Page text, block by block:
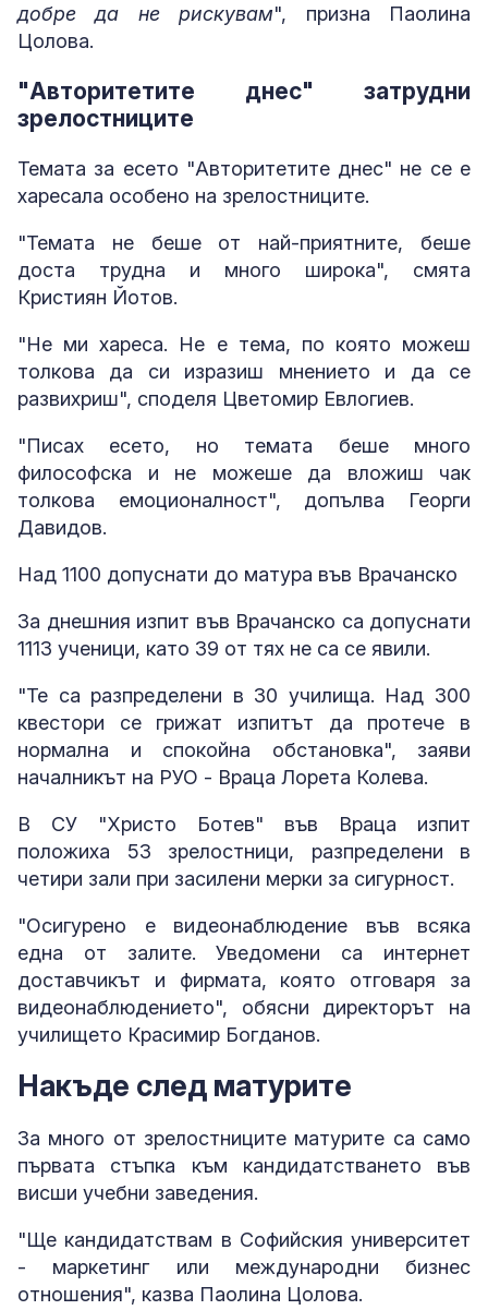
добре да не рискувам", призна Паолина
Цолова.
"Авторитетите днес" затрудни
зрелостниците
Темата за есето "Авторитетите днес" не се е
харесала особено на зрелостниците.
"Темата не беше от най-приятните, беше
доста трудна и много широка", смята
Кристиян Йотов.
"Не ми хареса. Не е тема, по която можеш
толкова да си изразиш мнението и да се
развихриш", споделя Цветомир Евлогиев.
"Писах есето, но темата беше много
философска и не можеше да вложиш чак
толкова емоционалност", допълва Георги
Давидов.
Над 1100 допуснати до матура във Врачанско
За днешния изпит във Врачанско са допуснати
1113 ученици, като 39 от тях не са се явили.
"Те са разпределени в 30 училища. Над 300
квестори се грижат изпитът да протече в
нормална и спокойна обстановка", заяви
началникът на РУО - Враца Лорета Колева.
В СУ "Христо Ботев" във Враца изпит
положиха 53 зрелостници, разпределени в
четири зали при засилени мерки за сигурност.
"Осигурено е видеонаблюдение във всяка
една от залите. Уведомени са интернет
доставчикът и фирмата, която отговаря за
видеонаблюдението", обясни директорът на
училището Красимир Богданов.
Накъде след матурите
За много от зрелостниците матурите са само
първата стъпка към кандидатстването във
висши учебни заведения.
"Ще кандидатствам в Софийския университет
- маркетинг или международни бизнес
отношения", казва Паолина Цолова.